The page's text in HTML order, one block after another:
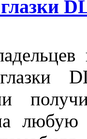
глазки
любую